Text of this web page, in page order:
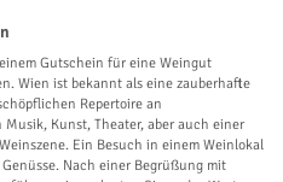
Gutschein für eine Weingut
Wien ist bekannt als eine zauberhafte
Repertoire an
Kunst, Theater, aber auch einer
Ein Besuch in einem Weinlokal
Nach einer Begrüßung mit